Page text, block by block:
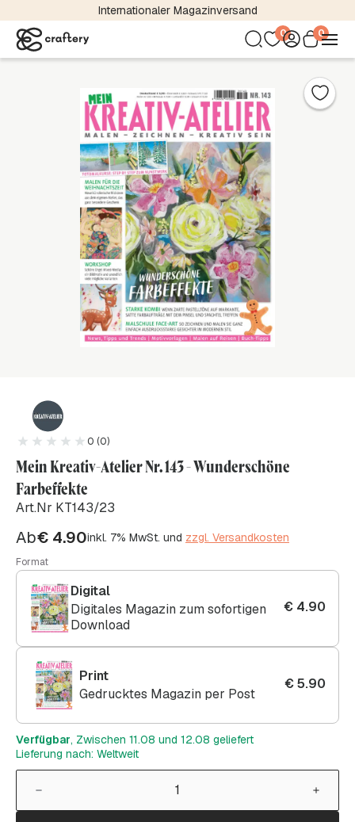
Internationaler Magazinversand
0 0
0 (0)
Mein Kreativ-Atelier Nr. 143 - Wunderschöne
Farbeffekte
Art.Nr KT143/23
Ab€ 4.90inkl. 7% MwSt. und zzgl. Versandkosten
Format
Digital
Digitales Magazin zum sofortigen
Download
€ 4.90
Print
Gedrucktes Magazin per Post
€5.90
Verfügbar, Zwischen 11.08 und 12.08 geliefert
Lieferung nach: Weltweit